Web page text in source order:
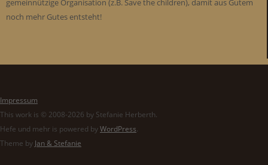
gemeinnützige Organisation (z.B. Save the children), damit aus Gutem
noch mehr Gutes entsteht!
Impressum
This work is © 2008-2026 by Stefanie Herberth.
Hefe und mehr is powered byWordPress.
Theme by Jan & Stefanie